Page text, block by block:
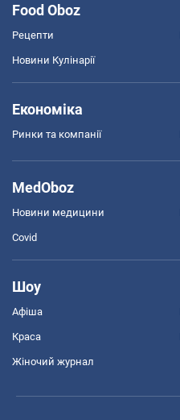
Food Oboz
Рецепти
Новини Кулінарії
Економіка
Ринки та компанії
MedOboz
Новини медицини
Covid
Шоу
Афіша
Краса
Жіночий журнал